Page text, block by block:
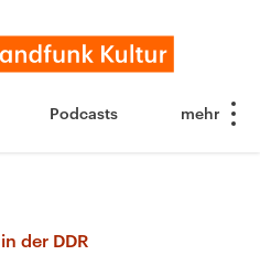
Podcasts
der DDR